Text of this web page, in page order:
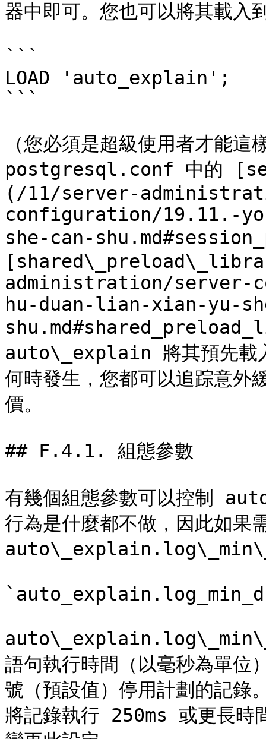
器中即可。您也可以將其載入
```
LOAD 'auto_explain';
```
（您必須是超級使用者才能
postgresql.conf 中的
(/11/server-
configuration/19.11.-
she-can-
administration/server-
hu-duan-lian-xian-yu-
auto\_explain 將其預先載入
何時發生，您都可以追踪意外
價。
## F.4.1. 組態參數
有幾個組態參數可以控制
行為是什麼都不做，因此如果
語句執行時間（以毫秒為單位
號（預設值）停用計劃的記錄
將記錄執行 250ms 或更長時